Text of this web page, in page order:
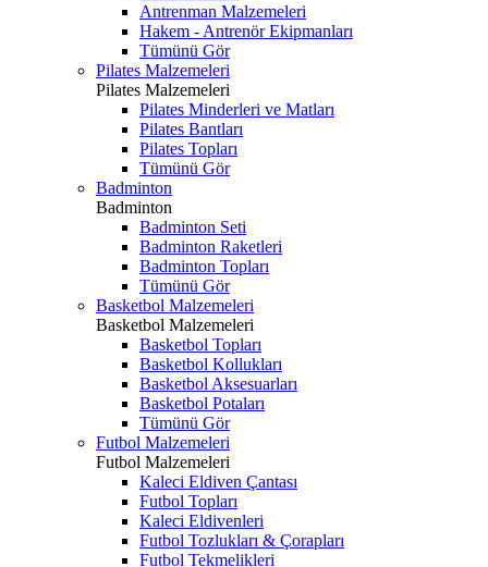
Antrenman Malzemeleri
Hakem - Antrenör Ekipmanları
Tümünü Gör
Pilates Malzemeleri
Pilates Malzemeleri
Pilates Minderleri ve Matları
Pilates Bantları
Pilates Topları
Tümünü Gör
Badminton
Badminton
Badminton Seti
Badminton Raketleri
Badminton Topları
Tümünü Gör
Basketbol Malzemeleri
Basketbol Malzemeleri
Basketbol Topları
Basketbol Kollukları
Basketbol Aksesuarları
Basketbol Potaları
Tümünü Gör
Futbol Malzemeleri
Futbol Malzemeleri
Kaleci Eldiven Çantası
Futbol Topları
Kaleci Eldivenleri
Futbol Tozlukları & Çorapları
Futbol Tekmelikleri